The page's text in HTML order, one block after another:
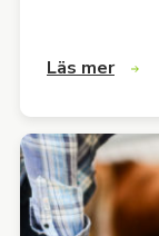
Läs mer